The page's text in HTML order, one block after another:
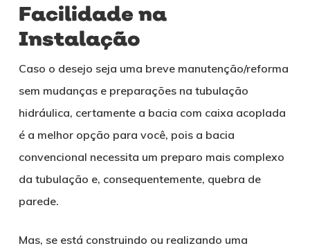
Facilidade na
Instalação
Caso o desejo seja uma breve manutenção/reforma
sem mudanças e preparações na tubulação
hidráulica, certamente a bacia com caixa acoplada
é a melhor opção para você, pois a bacia
convencional necessita um preparo mais complexo
da tubulação e, consequentemente, quebra de
parede.
Mas, se está construindo ou realizando uma